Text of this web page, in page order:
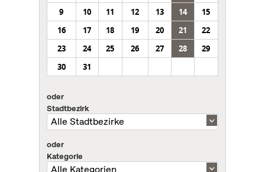
9
10 11 12 13 14
15
16
17 18 19 20 21
22
23
24 25 26 27 28
29
30
31
oder
Stadtbezirk
oder
Kategorie